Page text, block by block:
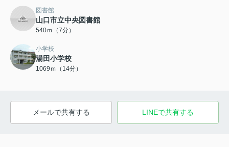
図書館
山口市立中央図書館
540ｍ（7分）
小学校
湯田小学校
1069ｍ（14分）
メールで共有する LINEで共有する